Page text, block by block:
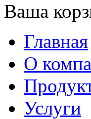
Ваша
Главная
О
Услуги